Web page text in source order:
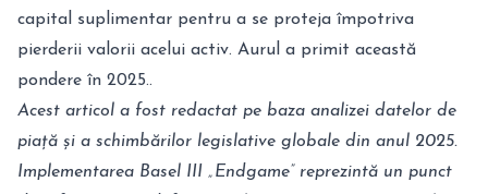
capital suplimentar pentru a se proteja împotriva
pierderii valorii acelui activ. Aurul a primit această
pondere în 2025..
Acest articol a fost redactat pe baza analizei datelor de
piață și a schimbărilor legislative globale din anul 2025.
Implementarea Basel III „Endgame” reprezintă un punct